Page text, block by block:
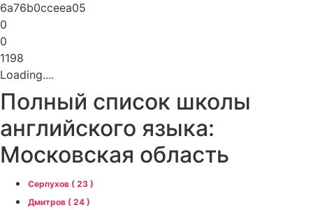
6a76b0cceea05
0
0
1198
Loading....
Полный список школы
английского языка:
Московская область
Серпухов ( 23 )
Дмитров ( 24 )